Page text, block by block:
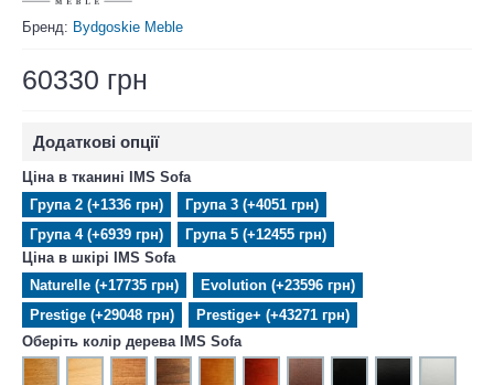
Бренд: Bydgoskie Meble
60330 грн
Додаткові опції
Ціна в тканині IMS Sofa
Група 2 (+1336 грн)
Група 3 (+4051 грн)
Група 4 (+6939 грн)
Група 5 (+12455 грн)
Ціна в шкірі IMS Sofa
Naturelle (+17735 грн)
Evolution (+23596 грн)
Prestige (+29048 грн)
Prestige+ (+43271 грн)
Оберіть колір дерева IMS Sofa